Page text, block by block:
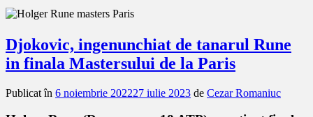
Djokovic, ingenunchiat de tanarul Rune
in finala Mastersului de la Paris
Publicat în 6 noiembrie 202227 iulie 2023 de Cezar Romaniuc